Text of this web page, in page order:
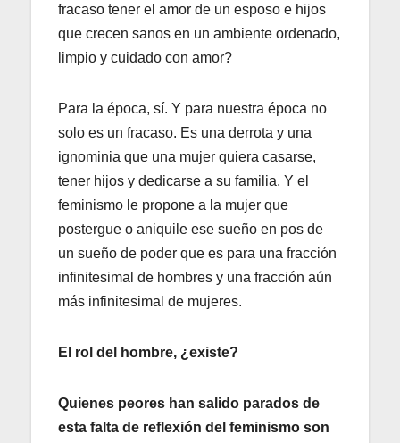
fracaso tener el amor de un esposo e hijos
que crecen sanos en un ambiente ordenado,
limpio y cuidado con amor?
Para la época, sí. Y para nuestra época no
solo es un fracaso. Es una derrota y una
ignominia que una mujer quiera casarse,
tener hijos y dedicarse a su familia. Y el
feminismo le propone a la mujer que
postergue o aniquile ese sueño en pos de
un sueño de poder que es para una fracción
infinitesimal de hombres y una fracción aún
más infinitesimal de mujeres.
El rol del hombre, ¿existe?
Quienes peores han salido parados de
esta falta de reflexión del feminismo son